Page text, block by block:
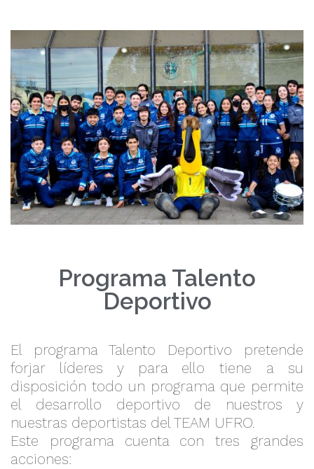
Programa Talento
Deportivo
El programa Talento Deportivo pretende
forjar líderes y para ello tiene a su
disposición todo un programa que permite
el desarrollo deportivo de nuestros y
nuestras deportistas del TEAM UFRO.
Este programa cuenta con tres grandes
acciones: